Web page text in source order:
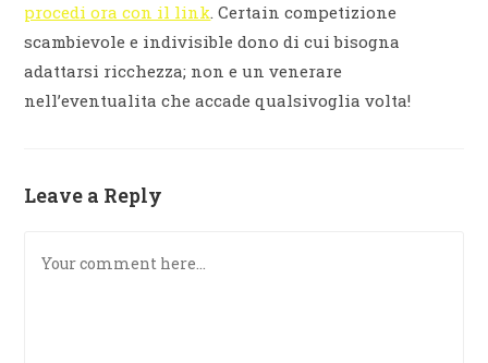
procedi ora con il link. Certain competizione
scambievole e indivisible dono di cui bisogna
adattarsi ricchezza; non e un venerare
nell’eventualita che accade qualsivoglia volta!
Leave a Reply